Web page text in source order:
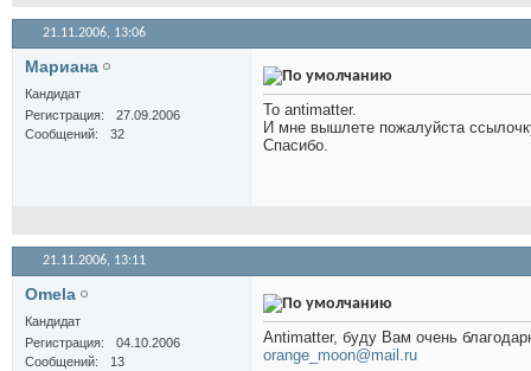
21.11.2006, 13:06
Мариана
Кандидат
Регистрация
27.09.2006
Сообщений
32
To antimatter.
И мне вышлете пожалуйста
Спасибо.
21.11.2006, 13:11
Omela
Кандидат
Регистрация
04.10.2006
Сообщений
13
Antimatter, буду Вам очень
orange_moon@mail.ru